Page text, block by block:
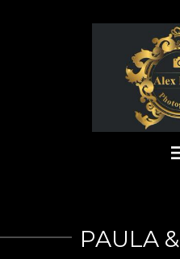
PAULA